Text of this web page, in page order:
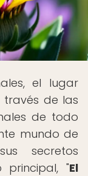
el lugar
de las
de todo
mundo de
secretos
principal, "El